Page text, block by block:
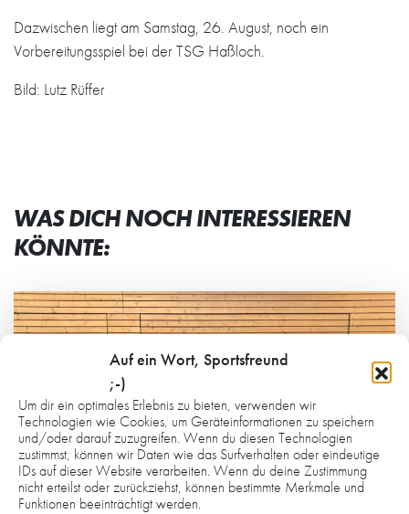
Auf ein Wort, Sportsfreund
;-)
Um dir ein optimales Erlebnis zu bieten, verwenden wir
Technologien wie Cookies, um Geräteinformationen zu speichern
und/oder darauf zuzugreifen. Wenn du diesen Technologien
zustimmst, können wir Daten wie das Surfverhalten oder eindeutige
IDs auf dieser Website verarbeiten. Wenn du deine Zustimmung
nicht erteilst oder zurückziehst, können bestimmte Merkmale und
Funktionen beeinträchtigt werden.
Dazwischen liegt am Samstag, 26. August, noch ein
Vorbereitungsspiel bei der TSG Haßloch.
Bild: Lutz Rüffer
WAS DICH NOCH INTERESSIEREN
KÖNNTE: